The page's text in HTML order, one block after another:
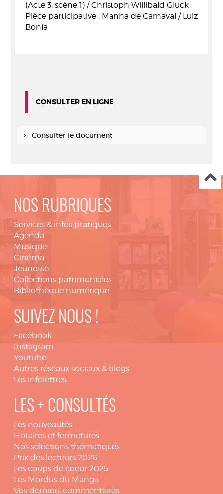
(Acte 3, scène 1) / Christoph Willibald Gluck
Pièce participative : Manha de Carnaval / Luiz
Bonfa
CONSULTER EN LIGNE
Consulter le document
NOS RUBRIQUES
Services & infos pratiques
Agenda
Musique
Cinéma
Jeunesse
Collections patrimoniales
Bibliothèque numérique
SUIVEZ NOUS !
Facebook
Instagram
Youtube
Autres réseaux sociaux & blogs
Les infolettres
LES + CONSULTÉS
Les nouveautés
Horaires et fermetures
Nos sélections thématiques
Prix des lecteurs 2026
Les coups de coeur 2025
Les Mordus du Manga
Vos derniers commentaires